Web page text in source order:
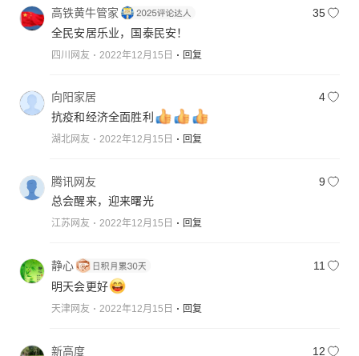
高铁黄牛管家
35
全民安居乐业，国泰民安！
四川网友 2022年12月15日 回复
向阳家居
4
抗疫和经济全面胜利
湖北网友 2022年12月15日 回复
腾讯网友
9
总会醒来，迎来曙光
江苏网友 2022年12月15日 回复
静心
11
明天会更好
天津网友 2022年12月15日 回复
新高度 12